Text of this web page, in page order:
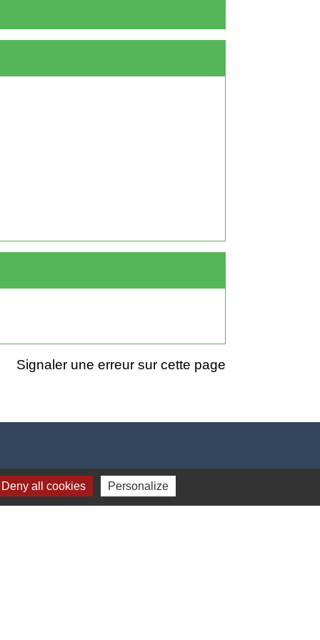
Signaler une erreur sur cette page
Deny all cookies Personalize